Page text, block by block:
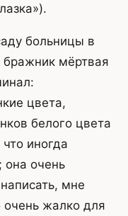
больницы в
мёртвая
цвета,
белого цвета
иногда
она очень
мне
очень жалко для